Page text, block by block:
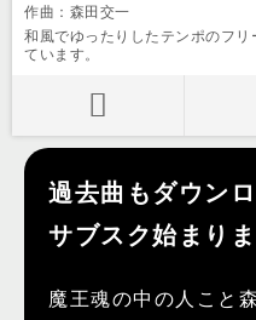
作曲：森田交一
和風でゆったりしたテンポのフ
ています。
過去曲もダウン
サブスク始まりま
魔王魂の中の人こと